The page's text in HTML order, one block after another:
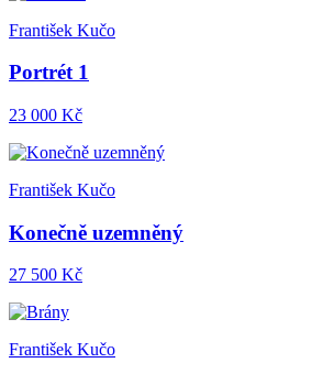
František Kučo
Portrét 1
23 000 Kč
František Kučo
Konečně uzemněný
27 500 Kč
František Kučo